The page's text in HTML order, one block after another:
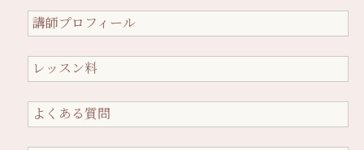
講師プロフィール
レッスン料
よくある質問